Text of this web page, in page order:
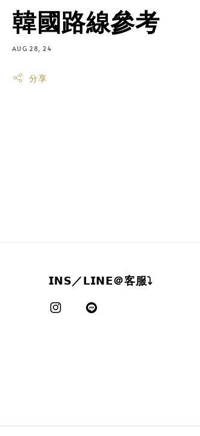
韓國路線參考
AUG 28, 24
分享
𝗜𝗡𝗦／𝗟𝗜𝗡𝗘＠客服⤵︎